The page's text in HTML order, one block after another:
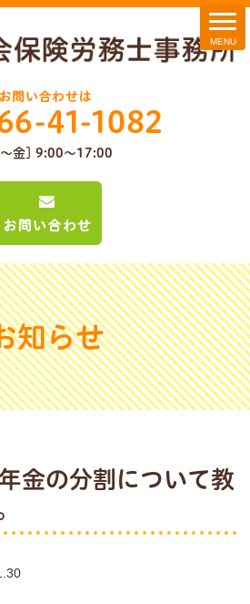
金] 9:00～17:00
知らせ
金の分割について教